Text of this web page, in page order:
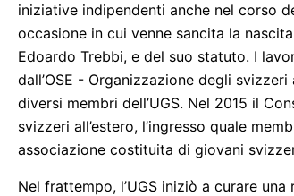
iniziative indipendenti anche nel corso
occasione in cui venne sancita la
Edoardo Trebbi, e del suo statuto. I
dall’OSE - Organizzazione degli
diversi membri dell’UGS. Nel 2015 il
svizzeri all’estero, l’ingresso quale
associazione costituita di giovani
Nel frattempo, l’UGS iniziò a curare